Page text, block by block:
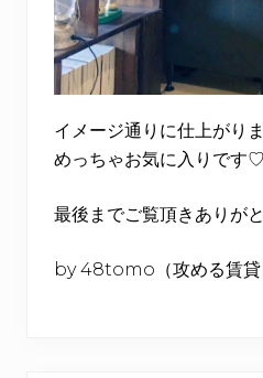
イメージ通りに仕上がり
めっちゃお気に入りです♡
最後までご覧頂きありが
by 48tomo（攻める賃貸